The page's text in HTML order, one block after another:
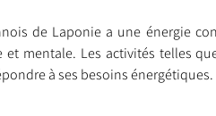
de Laponie a une énergie
mentale. Les activités telles
à ses besoins énergétiques.